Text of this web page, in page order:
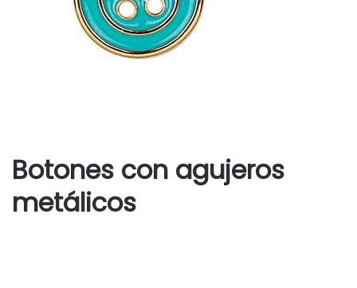
Botones con agujeros
metálicos